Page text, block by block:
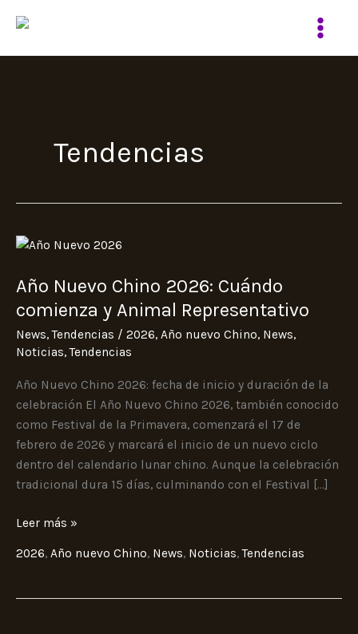
Tendencias
Año Nuevo Chino 2026: Cuándo
comienza y Animal Representativo
News,Tendencias / 2026, Año nuevo Chino, News,
Noticias,Tendencias
Año Nuevo Chino 2026: fecha de inicio y duración de la
celebración El Año Nuevo Chino 2026, también conocido
como Festival de la Primavera, comenzará el 17 de
febrero de 2026 y marcará el inicio de un nuevo ciclo
dentro del calendario lunar chino. Aunque la celebración
tradicional dura 15 días, culminando con el Festival […]
Año
Chino
2026:
comienza
Animal
Representativo
Leer más »
2026, Año nuevo Chino, News, Noticias,Tendencias